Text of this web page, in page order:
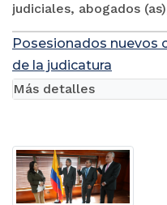
judiciales, abogados
Posesionados nuevos
de la judicatura
Más detalles